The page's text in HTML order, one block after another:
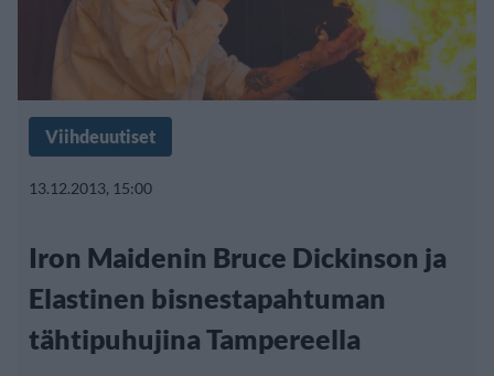
Viihdeuutiset
13.12.2013, 15:00
Iron Maidenin Bruce Dickinson ja
Elastinen bisnestapahtuman
tähtipuhujina Tampereella